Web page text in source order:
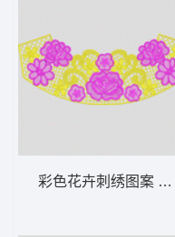
彩色花卉刺绣图案